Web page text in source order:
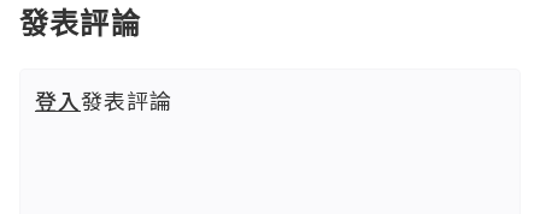
發表評論
登入發表評論